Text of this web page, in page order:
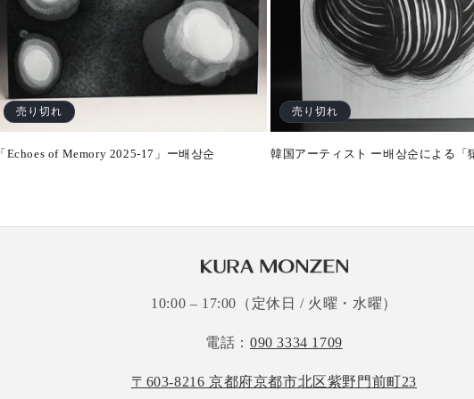
売り切れ
「Echoes of Memory 2025-17」ー배상순
売り切れ
韓国アーティスト ー배상순による「
10:00 – 17:00（定休日 / 火曜・水曜）
電話： 090 3334 1709
〒603-8216 京都府京都市北区紫野門前町23